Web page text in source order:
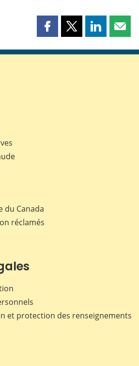
Partager
page
Partager
page
Partager
page page
du Canada
réclamés
et protection des renseignements